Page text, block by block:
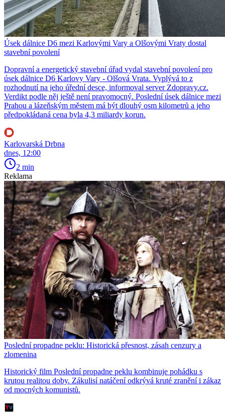
Úsek dálnice D6 mezi Karlovými Vary a Olšovými Vraty dostal
stavební povolení
Dopravní a energetický stavební úřad vydal stavební povolení pro
úsek dálnice D6 Karlovy Vary - Olšová Vrata. Vyplývá to z
rozhodnutí na jeho úřední desce, informoval server Zdopravy.cz.
Verdikt podle něj ještě není pravomocný. Poslední úsek dálnice mezi
Prahou a lázeňským městem má být dlouhý osm kilometrů a jeho
předpokládaná cena byla 4,3 miliardy korun.
Karlovarská Drbna
dnes, 12:00
2 min
Reklama
Poslední propadne peklu: Historická přesnost, zásah cenzury a
zlomenina
Historický film Poslední propadne peklu kombinuje pohádku s
krutou realitou doby. Zákulisí natáčení odkrývá kruté zranění i zákaz
od mocných komunistů.